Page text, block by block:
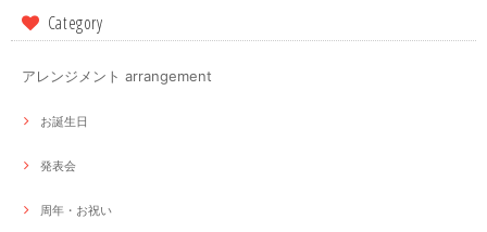
Category
アレンジメント arrangement
お誕生日
発表会
周年・お祝い